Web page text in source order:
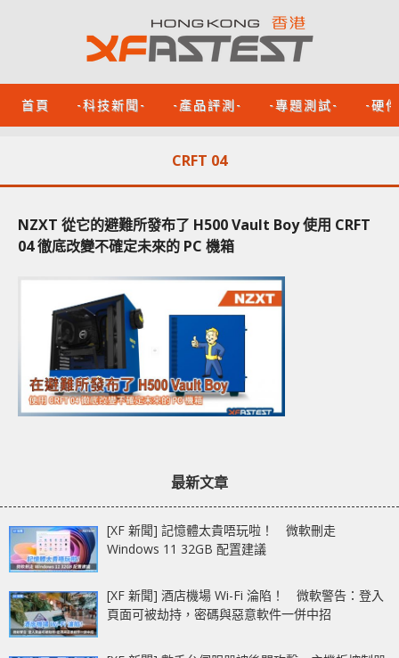
首頁 -科技新聞- -產品評測- -專題測試- -硬
CRFT 04
NZXT 從它的避難所發布了 H500 Vault Boy 使用 CRFT
04 徹底改變不確定未來的 PC 機箱
最新文章
[XF 新聞] 記憶體太貴唔玩啦！ 微軟刪走
Windows 11 32GB 配置建議
[XF 新聞] 酒店機場 Wi-Fi 淪陷！ 微軟警告：登入
頁面可被劫持，密碼與惡意軟件一併中招